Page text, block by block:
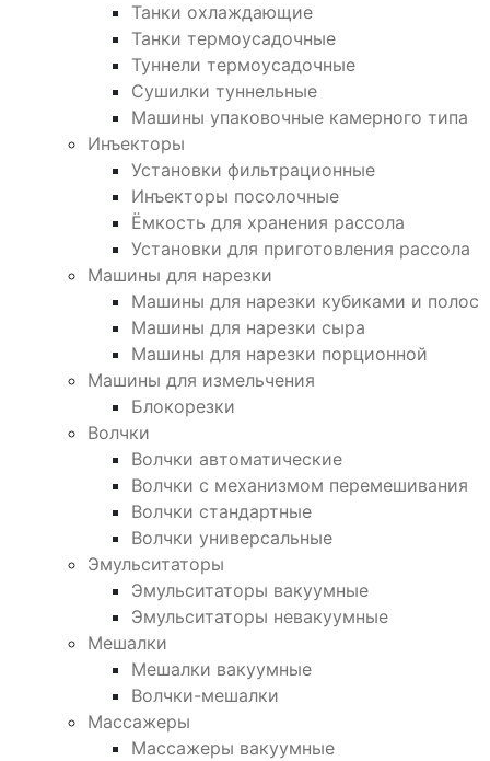
Танки охлаждающие
Танки термоусадочные
Туннели термоусадочные
Сушилки туннельные
Машины упаковочные камерного типа
Инъекторы
Установки фильтрационные
Инъекторы посолочные
Ёмкость для хранения рассола
Установки для приготовления рассола
Машины для нарезки
Машины для нарезки кубиками и полос
Машины для нарезки сыра
Машины для нарезки порционной
Машины для измельчения
Блокорезки
Волчки
Волчки автоматические
Волчки с механизмом перемешивания
Волчки стандартные
Волчки универсальные
Эмульситаторы
Эмульситаторы вакуумные
Эмульситаторы невакуумные
Мешалки
Мешалки вакуумные
Волчки-мешалки
Массажеры
Массажеры вакуумные